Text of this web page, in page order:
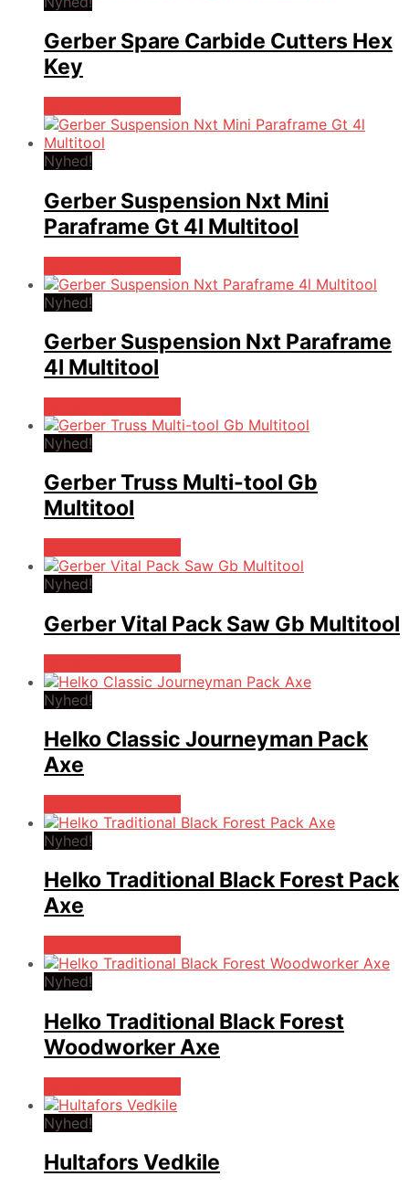
Gerber Spare Carbide Cutters Hex
Key
Nyhed!
Gerber Suspension Nxt Mini
Paraframe Gt 4l Multitool
Nyhed!
Gerber Suspension Nxt Paraframe
4l Multitool
Nyhed!
Gerber Truss Multi-tool Gb
Multitool
Nyhed!
Gerber Vital Pack Saw Gb Multitool
Nyhed!
Helko Classic Journeyman Pack
Axe
Nyhed!
Helko Traditional Black Forest Pack
Axe
Nyhed!
Helko Traditional Black Forest
Woodworker Axe
Nyhed!
Hultafors Vedkile